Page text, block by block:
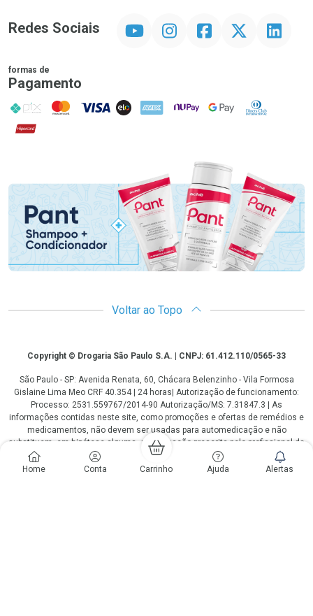
Home Conta Carrinho Ajuda Alertas
Redes Sociais InstagramFacebookTwitter Linkedin
formas de
Pagamento
PIX MasterCard
VISA ELO AMEX NuPay Google PayDiners Club
Hipercard
Voltar ao Topo
CopyrightCopyright © Drogaria São Paulo S.A. | CNPJ: 61.412.110/0565-33
São Paulo - SP: Avenida Renata, 60, Chácara Belenzinho - Vila Formosa
Gislaine Lima Meo CRF 40.354 | 24 horas| Autorização de funcionamento:
Processo: 2531.559767/2014-90 Autorização/MS: 7.31847.3 | As
informações contidas neste site, como promoções e ofertas de remédios e
medicamentos, não devem ser usadas para automedicação e não
substituem, em hipótese alguma, a medicação prescrita pelo profissional da
área médica. Somente o médico está em condições de diagnosticar
qualquer problema de saúde e prescrever o tratamento adequado. Os